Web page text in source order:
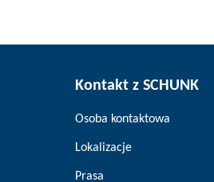
Kontakt z SCHUNK
Osoba kontaktowa
Lokalizacje
Prasa